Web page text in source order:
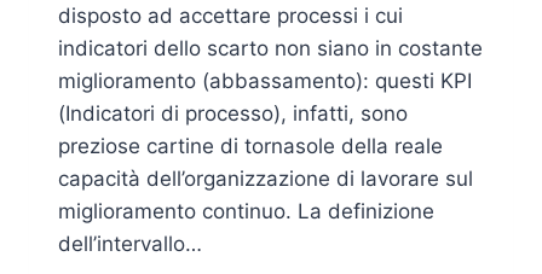
disposto ad accettare processi i cui
indicatori dello scarto non siano in costante
miglioramento (abbassamento): questi KPI
(Indicatori di processo), infatti, sono
preziose cartine di tornasole della reale
capacità dell’organizzazione di lavorare sul
miglioramento continuo. La definizione
dell’intervallo…